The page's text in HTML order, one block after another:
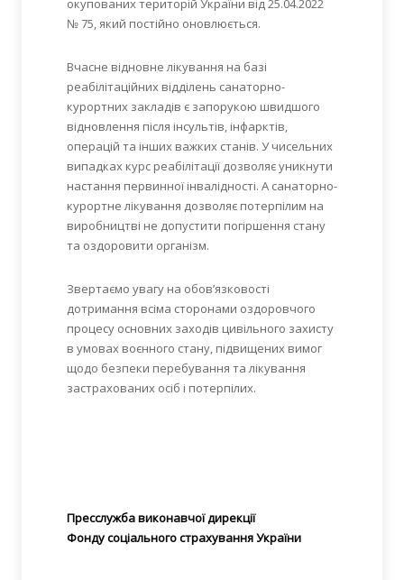
№ 75, який постійно оновлюється.
Вчасне відновне лікування на базі
реабілітаційних відділень санаторно-
курортних закладів є запорукою швидшого
відновлення після інсультів, інфарктів,
операцій та інших важких станів. У чисельних
випадках курс реабілітації дозволяє уникнути
настання первинної інвалідності. А санаторно-
курортне лікування дозволяє потерпілим на
виробництві не допустити погіршення стану
та оздоровити організм.
Звертаємо увагу на обов’язковості
дотримання всіма сторонами оздоровчого
процесу основних заходів цивільного захисту
в умовах воєнного стану, підвищених вимог
щодо безпеки перебування та лікування
застрахованих осіб і потерпілих.
Пресслужба виконавчоїдирекції
Фонду соціального страхування України